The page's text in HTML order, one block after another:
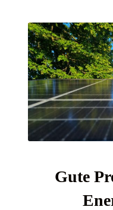
Gute